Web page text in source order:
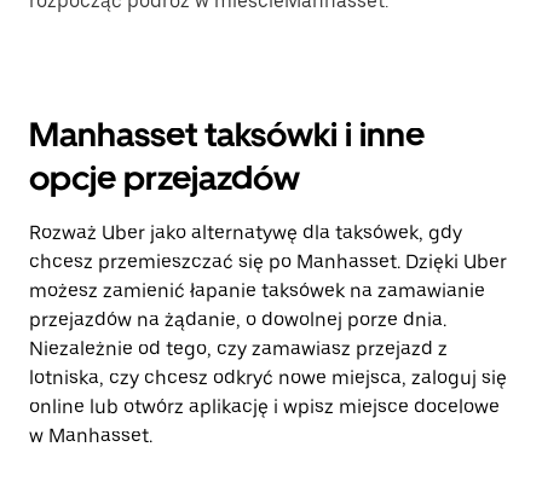
Manhasset taksówki i inne
opcje przejazdów
Rozważ Uber jako alternatywę dla taksówek, gdy
chcesz przemieszczać się po Manhasset. Dzięki Uber
możesz zamienić łapanie taksówek na zamawianie
przejazdów na żądanie, o dowolnej porze dnia.
Niezależnie od tego, czy zamawiasz przejazd z
lotniska, czy chcesz odkryć nowe miejsca, zaloguj się
online lub otwórz aplikację i wpisz miejsce docelowe
w Manhasset.